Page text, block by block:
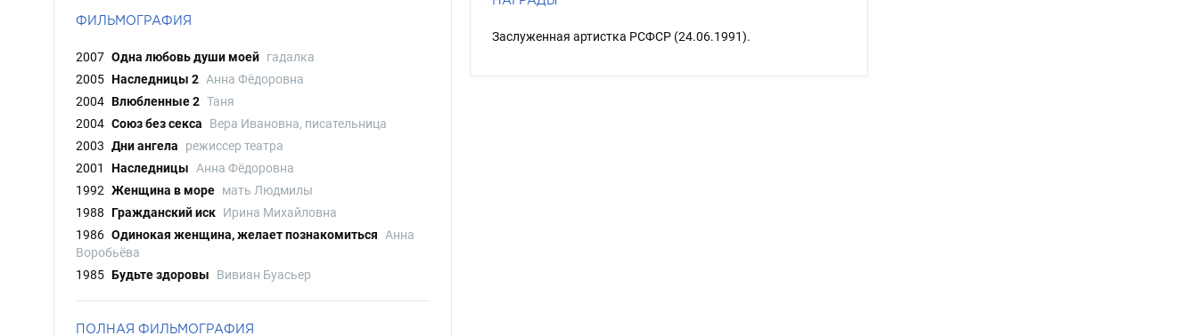
ФИЛЬМОГРАФИЯ
2007 Одна любовь души моей гадалка
2005 Наследницы 2 Анна Фёдоровна
2004 Влюбленные 2 Таня
2004 Союз без секса
Вера Ивановна, писательница
2003 Дни ангела
режиссер театра
2001
Наследницы
Анна Фёдоровна
1992 Женщина в море мать Людмилы
1988
Гражданский иск Ирина Михайловна
1986 Одинокая женщина, желает познакомиться
Анна
Воробьёва
1985 Будьте здоровы Вивиан Буасьер
ПОЛНАЯ ФИЛЬМОГРАФИЯ
Заслуженная артистка РСФСР (24.06.1991).